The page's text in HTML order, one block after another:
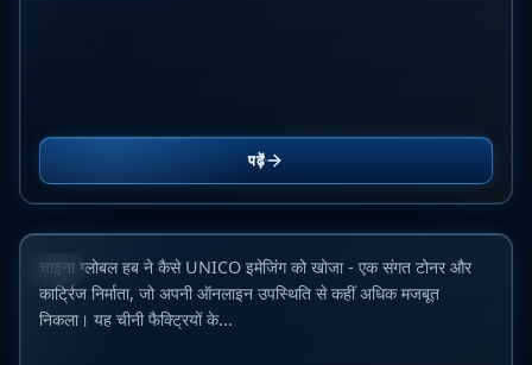
पढ़ें
ब्लॉग
UNICO Imaging की खोज: एक ऑडिट की कहानी जिसने चीन में
संगत टोनर बाजार के प्रति हमारा नजरिया बदल दिया
10 जून 2026
चाइना ग्लोबल हब ने कैसे UNICO इमेजिंग को खोजा - एक संगत टोनर और
कार्ट्रिज निर्माता, जो अपनी ऑनलाइन उपस्थिति से कहीं अधिक मजबूत
निकला। यह चीनी फैक्ट्रियों के...